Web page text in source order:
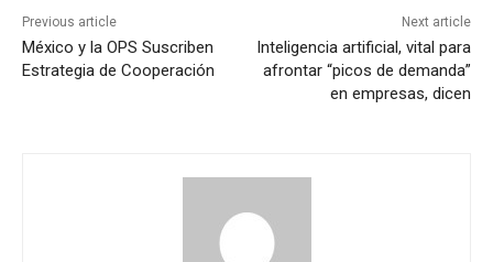
Previous article
México y la OPS Suscriben
Estrategia de Cooperación
Next article
Inteligencia artificial, vital para
afrontar “picos de demanda”
en empresas, dicen